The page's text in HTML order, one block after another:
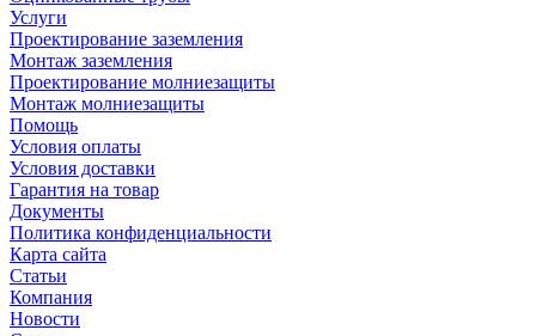
Услуги
Проектирование заземления
Монтаж заземления
Проектирование молниезащиты
Монтаж молниезащиты
Помощь
Условия оплаты
Условия доставки
Гарантия на товар
Документы
Политика конфиденциальности
Карта сайта
Статьи
Компания
Новости